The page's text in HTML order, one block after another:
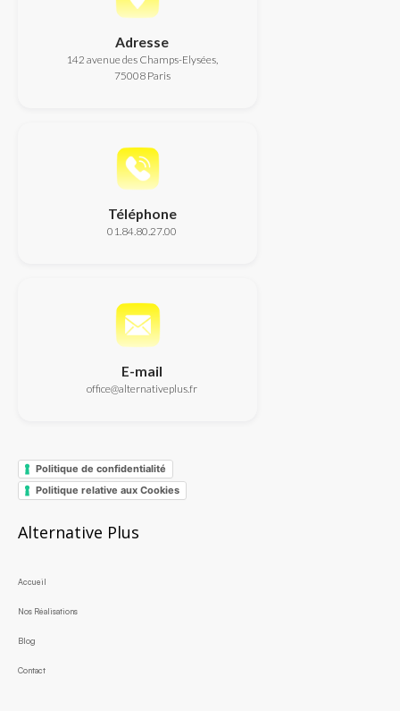
Adresse
142 avenue des Champs-Elysées,
75008 Paris
Téléphone
01.84.80.27.00
E-mail
office@alternativeplus.fr
Politique de confidentialité
Politique relative aux Cookies
Alternative Plus
Accueil
Nos Réalisations
Blog
Contact